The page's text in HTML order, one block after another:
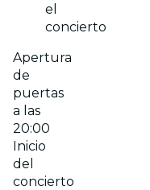
el
concierto
Apertura
de
puertas
a las
20:00
Inicio
del
concierto